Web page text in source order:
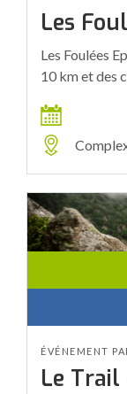
Les
Les Foulées
10 km et des
ÉVÉNEMENT
Le Trail